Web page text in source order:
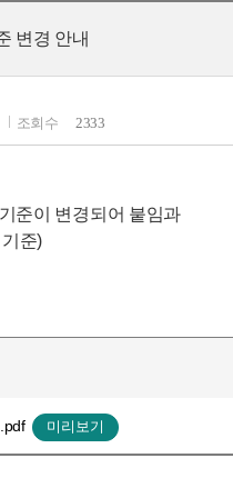
변경 안내
조회수 2333
준이 변경되어 붙임과
준)